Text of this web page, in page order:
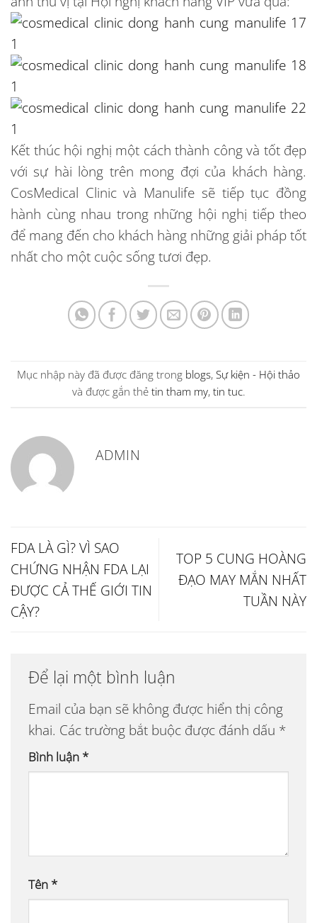
Kết thúc hội nghị một cách thành công và tốt đẹp
với sự hài lòng trên mong đợi của khách hàng.
CosMedical Clinic và Manulife sẽ tiếp tục đồng
hành cùng nhau trong những hội nghị tiếp theo
để mang đến cho khách hàng những giải pháp tốt
nhất cho một cuộc sống tươi đẹp.
Mục nhập này đã được đăng trong blogs,Sự kiện - Hội thảo
và được gắn thẻtin tham my,tin tuc.
ADMIN
FDA LÀ GÌ? VÌ SAO
CHỨNG NHẬN FDA LẠI
ĐƯỢC CẢ THẾ GIỚI TIN
CẬY?
TOP 5 CUNG HOÀNG
ĐẠO MAY MẮN NHẤT
TUẦN NÀY
Để lại một bình luận
Email của bạn sẽ không được hiển thị công
khai. Các trường bắt buộc được đánh dấu *
Bình luận *
Tên *